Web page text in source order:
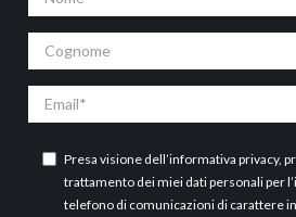
Cognome
Email
Presa visione dell’informativa privacy,
trattamento dei miei dati personali per
telefono di comunicazioni di carattere